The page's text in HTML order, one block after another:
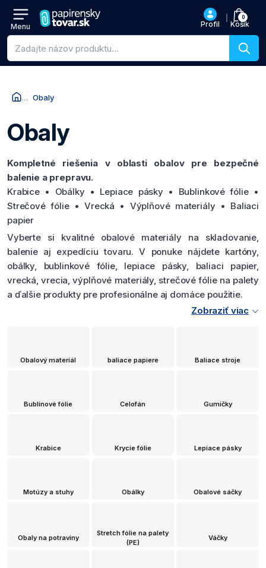
Menu Profil
0
Košík
Vyhľadávanie produktov
Obaly
Obaly
Kompletné riešenia v oblasti obalov pre bezpečné
balenie a prepravu.
Krabice • Obálky • Lepiace pásky • Bublinkové fólie •
Strečové fólie • Vrecká • Výplňové materiály • Baliaci
papier
Vyberte si kvalitné obalové materiály na skladovanie,
balenie aj expedíciu tovaru. V ponuke nájdete kartóny,
obálky, bublinkové fólie, lepiace pásky, baliaci papier,
vrecká, vrecia, výplňové materiály, strečové fólie na palety
a ďalšie produkty pre profesionálne aj domáce použitie.
Zobraziť viac
Obalový materiál baliace papiere Baliace stroje
Bublinové fólie Celofán Gumičky
Krabice Krycie fólie Lepiace pásky
Motúzy a stuhy Obálky Obalové sáčky
Obaly na potraviny
Stretch fólie na palety
(PE)
Váčky